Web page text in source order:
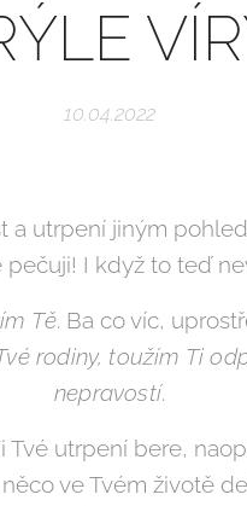
10.04.2022
a utrpení jiným
pečuji! I když to teď
Tě. Ba co víc,
rodiny, toužím Ti
nepravostí.
Tvé utrpení bere,
ve Tvém životě